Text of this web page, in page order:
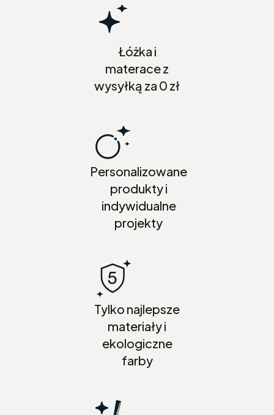
Łóżka i
materace z
wysyłką za 0 zł
Personalizowane
produkty i
indywidualne
projekty
Tylko najlepsze
materiały i
ekologiczne
farby